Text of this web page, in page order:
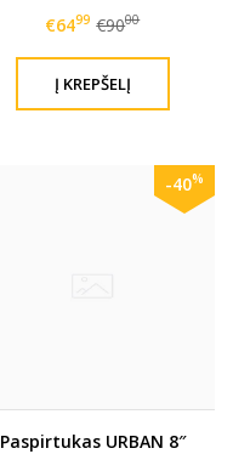
€6499 €9000
-40%
Paspirtukas URBAN 8″